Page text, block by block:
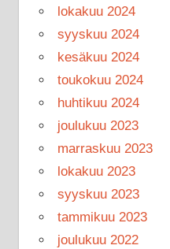
lokakuu 2024
syyskuu 2024
kesäkuu 2024
toukokuu 2024
huhtikuu 2024
joulukuu 2023
marraskuu 2023
lokakuu 2023
syyskuu 2023
tammikuu 2023
joulukuu 2022